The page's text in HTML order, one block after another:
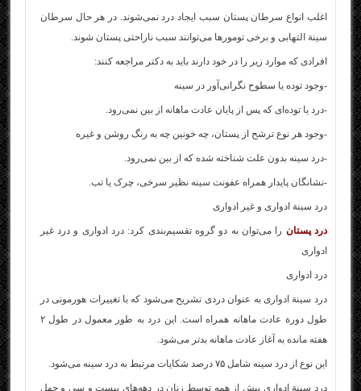
اغلب انواع سرطان پستان سبب ایجاد درد نمی‌شوند. در هر حال سرطان
سینة التهابی و برخی تومورها می‌توانند سبب ناراحتی پستان شوند.
افرادی که موارد زیر را در خود دارند باید به دکتر مراجعه کنند:
-وجود توده یا سطوح نگرانی‌‌آور در سینه
-درد یا توده‌ای که پس از پایان عادت ماهانه از بین نمی‌رود.
-وجود هر نوع ترشح از پستان، چه خونین چه به رنگ روشن و غیره
-درد سینه بدون علت شناخته شده که از بین نمی‌رود.
-نشانگان پایدار همراه عفونت سینه نظیر سرخی، چرک یا تب.
درد سینة ادواری و غیر ادواری
درد پستان را می‌توان به دو گروه تقسیم‌بندی کرد: درد ادواری و درد غیر
ادواری
درد ادواری
درد سینة ادواری به عنوان دردی تشریح می‌شود که با تغییرات هورمونی در
طول دورة عادت ماهانه همراه است. این درد به طور معمول در طول ۲
هفته مانده به آغاز عادت ماهانه بدتر می‌شود.
این نوع از درد سینه شامل ۷۵ درصد شکایات مرتبط به درد سینه می‌شود.
درد سینة ادواری بیش از همه توسط زنان در دهه‌های بیست و سی و چهل